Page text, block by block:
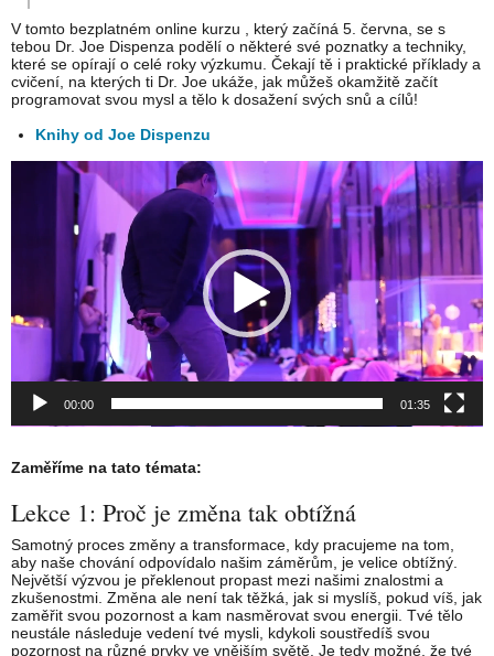
V tomto bezplatném online kurzu , který začíná 5. června, se s
tebou Dr. Joe Dispenza podělí o některé své poznatky a techniky,
které se opírají o celé roky výzkumu. Čekají tě i praktické příklady a
cvičení, na kterých ti Dr. Joe ukáže, jak můžeš okamžitě začít
programovat svou mysl a tělo k dosažení svých snů a cílů!
Knihy od Joe Dispenzu
prehrávač
00:00 01:35
Zaměříme na tato témata:
Lekce 1: Proč je změna tak obtížná
Samotný proces změny a transformace, kdy pracujeme na tom,
aby naše chování odpovídalo našim záměrům, je velice obtížný.
Největší výzvou je překlenout propast mezi našimi znalostmi a
zkušenostmi. Změna ale není tak těžká, jak si myslíš, pokud víš, jak
zaměřit svou pozornost a kam nasměrovat svou energii. Tvé tělo
neustále následuje vedení tvé mysli, kdykoli soustředíš svou
pozornost na různé prvky ve vnějším světě. Je tedy možné, že tvé